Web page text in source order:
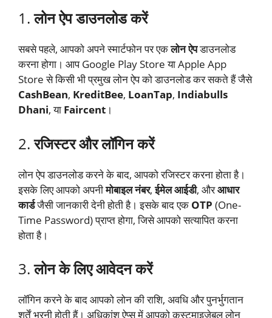
1.लोन ऐप डाउनलोड करें
सबसे पहले, आपको अपने स्मार्टफोन पर एकलोन ऐपडाउनलोड
करना होगा। आप Google Play Store या Apple App
Store से किसी भी प्रमुख लोन ऐप को डाउनलोड कर सकते हैं जैसे
CashBean, KreditBee, LoanTap, Indiabulls
Dhani, या Faircent ।
2.रजिस्टर और लॉगिन करें
लोन ऐप डाउनलोड करने के बाद, आपको रजिस्टर करना होता है।
इसके लिए आपको अपनीमोबाइल नंबर,ईमेल आईडी, औरआधार
कार्डजैसी जानकारी देनी होती है। इसके बाद एक OTP (One-
Time Password) प्राप्त होगा, जिसे आपको सत्यापित करना
होता है।
3.लोन के लिए आवेदन करें
लॉगिन करने के बाद आपको लोन की राशि, अवधि और पुनर्भुगतान
शर्तें भरनी होती हैं। अधिकांश ऐप्स में आपको कस्टमाइज़ेबल लोन